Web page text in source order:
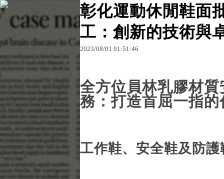
原文網址：http://blog.udn.com/f7gtqgr338324/
彰化運動休閒鞋面
工：創新的技術與
2023/08/01 01:51:46
全方位員林乳膠材
務：打造首屈一指的
工作鞋、安全鞋及防